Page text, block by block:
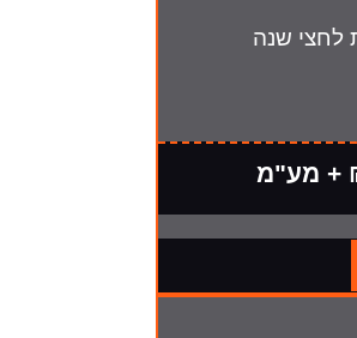
לחצי שנה